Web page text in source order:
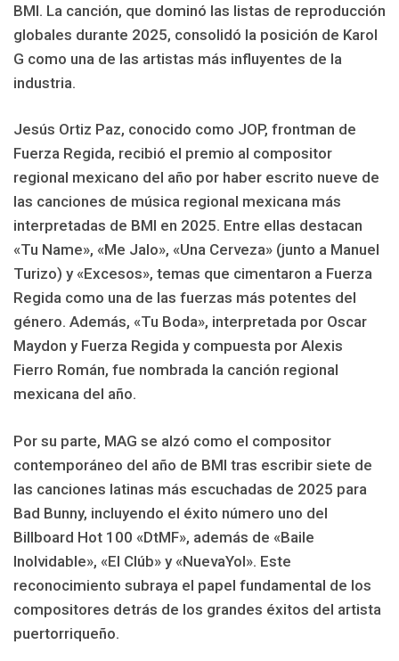
BMI. La canción, que dominó las listas de reproducción
globales durante 2025, consolidó la posición de Karol
G como una de las artistas más influyentes de la
industria.
Jesús Ortiz Paz, conocido como JOP, frontman de
Fuerza Regida, recibió el premio al compositor
regional mexicano del año por haber escrito nueve de
las canciones de música regional mexicana más
interpretadas de BMI en 2025. Entre ellas destacan
«Tu Name», «Me Jalo», «Una Cerveza» (junto a Manuel
Turizo) y «Excesos», temas que cimentaron a Fuerza
Regida como una de las fuerzas más potentes del
género. Además, «Tu Boda», interpretada por Oscar
Maydon y Fuerza Regida y compuesta por Alexis
Fierro Román, fue nombrada la canción regional
mexicana del año.
Por su parte, MAG se alzó como el compositor
contemporáneo del año de BMI tras escribir siete de
las canciones latinas más escuchadas de 2025 para
Bad Bunny, incluyendo el éxito número uno del
Billboard Hot 100 «DtMF», además de «Baile
Inolvidable», «El Clúb» y «NuevaYol». Este
reconocimiento subraya el papel fundamental de los
compositores detrás de los grandes éxitos del artista
puertorriqueño.